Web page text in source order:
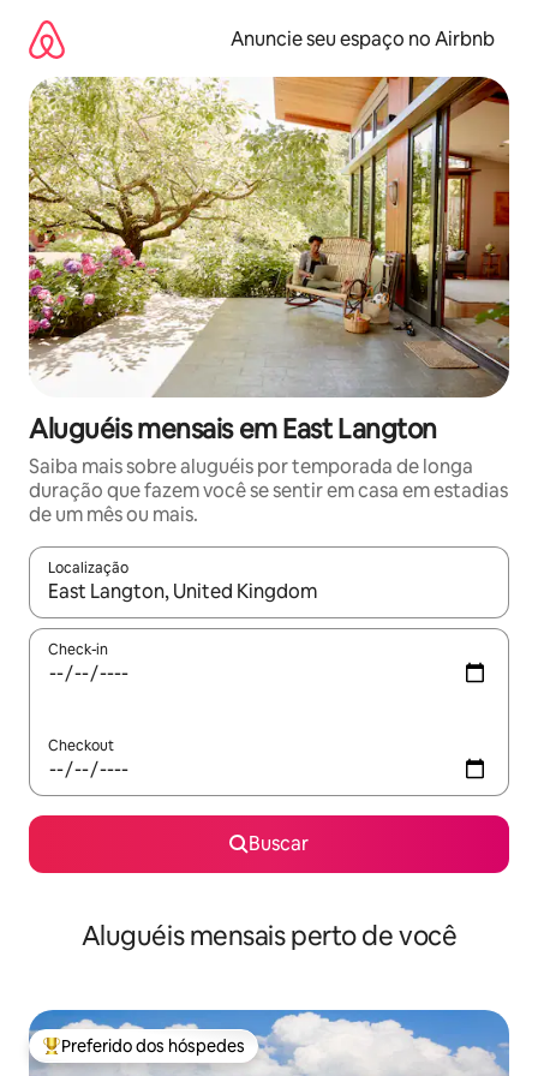
para
conteúdo
Anuncie seu espaço no Airbnb
Aluguéis mensais em East Langton
Saiba mais sobre aluguéis por temporada de longa
duração que fazem você se sentir em casa em estadias
de um mês ou mais.
Localização
Quando os resultados estiverem disponíveis, explore-os
Check-in
Checkout
Buscar
Aluguéis mensais perto de você
Entre os melhores preferidos dos hóspedes
Preferido dos hóspedes